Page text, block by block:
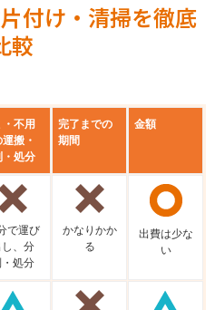
付け・清掃を徹底
較
・不用
搬・
・処分
完了までの
期間
金額
で運び
、分
・処分
かなりかか
る
出費は少な
い